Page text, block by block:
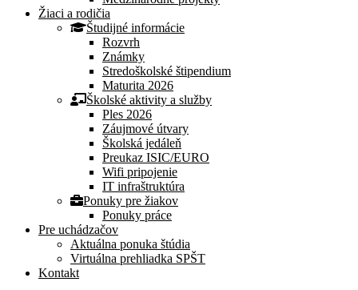
Žiaci a rodičia
Študijné informácie
Rozvrh
Známky
Stredoškolské štipendium
Maturita 2026
Školské aktivity a služby
Ples 2026
Záujmové útvary
Školská jedáleň
Preukaz ISIC/EURO
Wifi pripojenie
IT infraštruktúra
Ponuky pre žiakov
Ponuky práce
Pre uchádzačov
Aktuálna ponuka štúdia
Virtuálna prehliadka SPŠT
Kontakt